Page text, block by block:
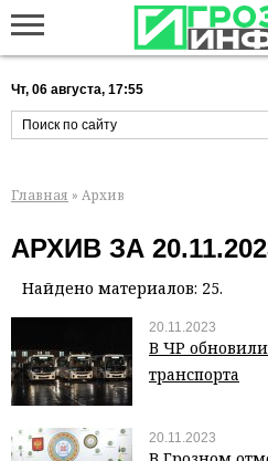
Чт, 06 августа, 17:55
Главная » Архив
АРХИВ ЗА
Найдено материалов: 25.
20.11.2023
В ЧР
транспорта
20.11.2023